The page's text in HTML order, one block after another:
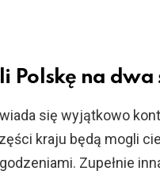
Polskę na
się wyjątkowo
kraju będą mogli
Zupełnie